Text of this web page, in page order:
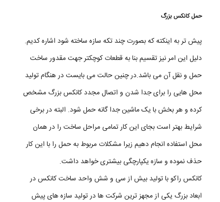
حمل کانکس بزرگ
پیش تر به اینکته که بصورت چند تکه سازه ساخته شود اشاره کدیم.
دلیل این امر نیز تقسیم بنا به قطعات کوچکتر جهت مقدور ساخت
حمل و نقل آن می باشد.در چنین حالت می بایست در هنگام تولید
محل هایی را برای جدا شدن و اتصال مجدد کانکس بزرگ مشخص
کرده و هر بخش با یک ماشین جدا گانه حمل شود. البته در برخی
شرایط بهتر است بجای این کار تمامی مراحل ساخت را در همان
محل استفاده انجام دهیم زیرا مشکلات مربوط به حمل را با این کار
حذف نموده و سازه یکپارچگی بیشتری خواهد داشت.
کانکس راکو با تولید بیش از سی و شش واحد ساخت کانکس در
ابعاد بزرگ یکی از مجهز ترین شرکت ها در تولید سازه های پیش